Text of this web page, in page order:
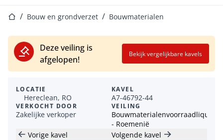
StartpaginaBouw en grondverzet Bouwmaterialen
Deze veiling is
afgelopen!
Bekijk vergelijkbare kavels
LOCATIE
Hereclean, RO
VERKOCHT DOOR
Zakelijke verkoper
KAVEL
A7-46792-44
VEILING
- Roemenië
Vorige kavel
Volgende kavel